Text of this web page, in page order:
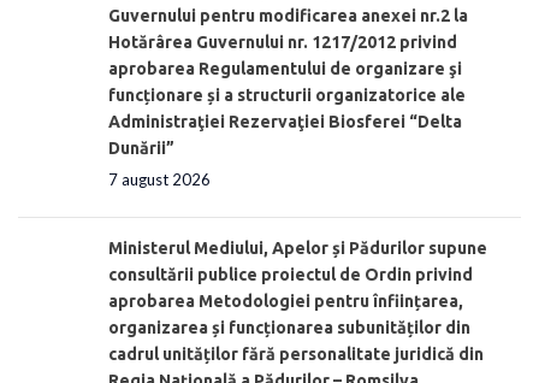
Guvernului pentru modificarea anexei nr.2 la
Hotărârea Guvernului nr. 1217/2012 privind
aprobarea Regulamentului de organizare şi
funcționare și a structurii organizatorice ale
Administraţiei Rezervaţiei Biosferei “Delta
Dunării”
7 august 2026
Ministerul Mediului, Apelor și Pădurilor supune
consultării publice proiectul de Ordin privind
aprobarea Metodologiei pentru înființarea,
organizarea și funcționarea subunităților din
cadrul unităților fără personalitate juridică din